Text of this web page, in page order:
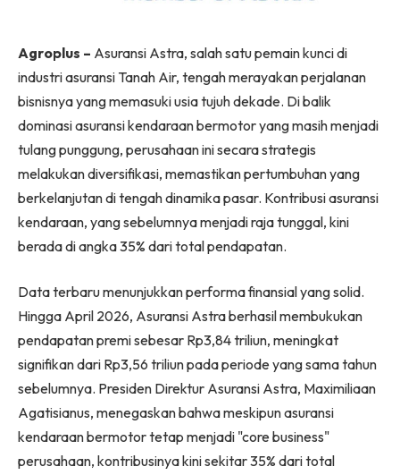
Agroplus – Asuransi Astra, salah satu pemain kunci di
industri asuransi Tanah Air, tengah merayakan perjalanan
bisnisnya yang memasuki usia tujuh dekade. Di balik
dominasi asuransi kendaraan bermotor yang masih menjadi
tulang punggung, perusahaan ini secara strategis
melakukan diversifikasi, memastikan pertumbuhan yang
berkelanjutan di tengah dinamika pasar. Kontribusi asuransi
kendaraan, yang sebelumnya menjadi raja tunggal, kini
berada di angka 35% dari total pendapatan.
Data terbaru menunjukkan performa finansial yang solid.
Hingga April 2026, Asuransi Astra berhasil membukukan
pendapatan premi sebesar Rp3,84 triliun, meningkat
signifikan dari Rp3,56 triliun pada periode yang sama tahun
sebelumnya. Presiden Direktur Asuransi Astra, Maximiliaan
Agatisianus, menegaskan bahwa meskipun asuransi
kendaraan bermotor tetap menjadi "core business"
perusahaan, kontribusinya kini sekitar 35% dari total